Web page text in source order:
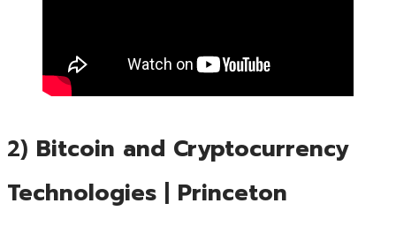
2) Bitcoin and Cryptocurrency
Technologies | Princeton